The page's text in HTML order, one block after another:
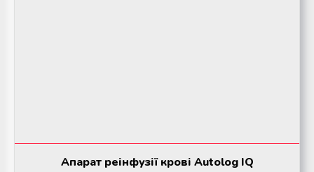
Апарат реінфузії крові Autolog IQ